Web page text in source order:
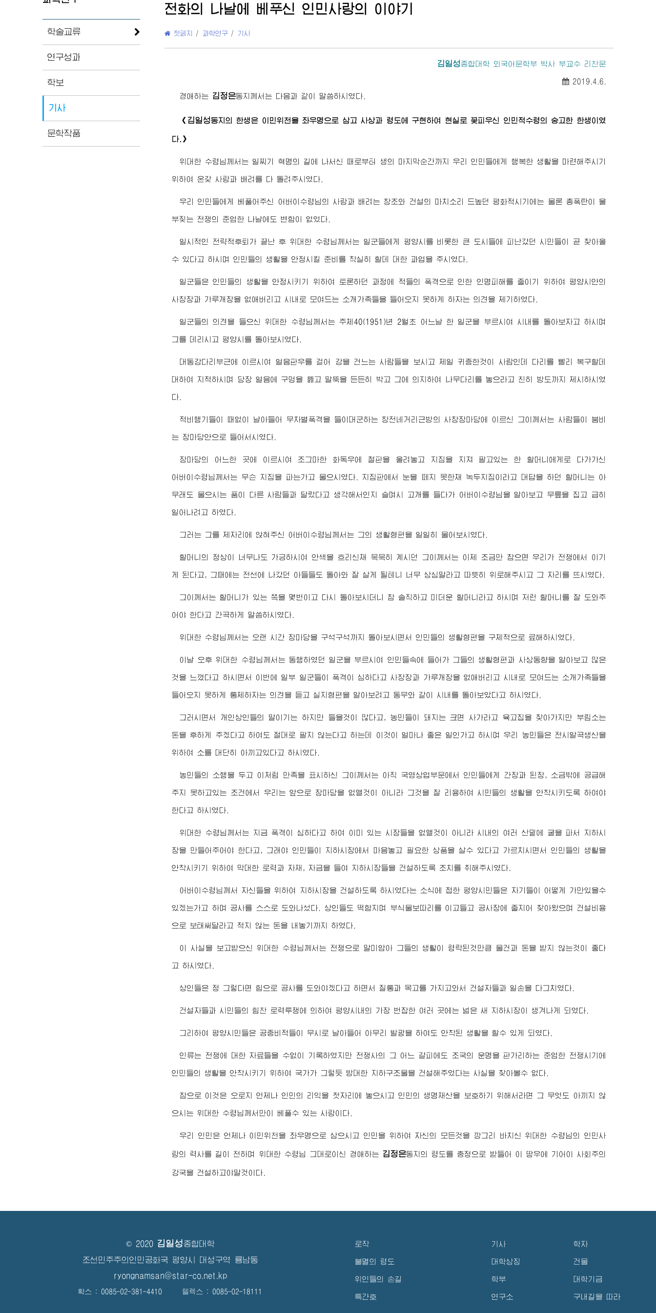
학술교류
연구성과
학보
기사
문학작품
전화의 나날에 베푸신 인민사랑의 이야기
첫페지 / 과학연구 / 기사
김일성종합대학 외국어문학부 박사 부교수 리찬문
2019.4.6.
경애하는 김정은동지 께서는 다음과 같이 말씀하시였다.
《 김일성동지 의 한생은 이민위천을 좌우명으로 삼고 사상과 령도에 구현하여 현실로 꽃피우신 인민적수령의 숭고한 한생이였
다.》
위대한 수령님 께서는 일찌기 혁명의 길에 나서신 때로부터 생의 마지막순간까지 우리 인민들에게 행복한 생활을 마련해주시기
위하여 온갖 사랑과 배려를 다 돌려주시였다.
우리 인민들에게 베풀어주신 어버이수령님 의 사랑과 배려는 창조와 건설의 마치소리 드높던 평화적시기에는 물론 총폭탄이 울
부짖는 전쟁의 준엄한 나날에도 변함이 없었다.
일시적인 전략적후퇴가 끝난 후위대한 수령님 께서는 일군들에게 평양시를 비롯한 큰 도시들에 피난갔던 시민들이 곧 찾아올
수 있다고 하시며 인민들의 생활을 안정시킬 준비를 착실히 할데 대한 과업을 주시였다.
일군들은 인민들의 생활을 안정시키기 위하여 토론하던 과정에 적들의 폭격으로 인한 인명피해를 줄이기 위하여 평양시안의
사창장과 가루개장을 없애버리고 시내로 모여드는 소개가족들을 들어오지 못하게 하자는 의견을 제기하였다.
일군들의 의견을 들으신위대한 수령님 께서는 주체40(1951)년 2월초 어느날 한 일군을 부르시여 시내를 돌아보자고 하시며
그를 데리시고 평양시를 돌아보시였다.
대동강다리부근에 이르시여 얼음판우를 걸어 강을 건느는 사람들을 보시고 제일 귀중한것이 사람인데 다리를 빨리 복구할데
대하여 지적하시며 당장 얼음에 구멍을 뚫고 말뚝을 든든히 박고 그에 의지하여 나무다리를 놓으라고 친히 방도까지 제시하시였
다.
적비행기들이 때없이 날아들어 무차별폭격을 들이대군하는 창전네거리근방의 사창장마당에 이르신 그이께서는 사람들이 붐비
는 장마당안으로 들어서시였다.
장마당의 어느한 곳에 이르시여 조그마한 화독우에 철판을 올려놓고 지짐을 지져 팔고있는 한 할머니에게로 다가가신
어버이수령님 께서는 무슨 지짐을 파는가고 물으시였다. 지짐판에서 눈을 떼지 못한채 녹두지짐이라고 대답을 하던 할머니는 아
무래도 물으시는 품이 다른 사람들과 달랐다고 생각해서인지 슬며시 고개를 들다가 어버이수령님 을 알아보고 무릎을 집고 급히
일어나려고 하였다.
그러는 그를 제자리에 앉혀주신 어버이수령님 께서는 그의 생활형편을 일일히 물어보시였다.
할머니의 정상이 너무나도 가긍하시여 안색을 흐리신채 묵묵히 계시던 그이께서는 이제 조금만 참으면 우리가 전쟁에서 이기
게 된다고, 그때에는 전선에 나갔던 아들들도 돌아와 잘 살게 될테니 너무 상심말라고 따뜻히 위로해주시고 그 자리를 뜨시였다.
그이께서는 할머니가 있는 쪽을 몇번이고 다시 돌아보시더니 참 솔직하고 미더운 할머니라고 하시며 저런 할머니를 잘 도와주
어야 한다고 간곡하게 말씀하시였다.
위대한 수령님 께서는 오랜 시간 장마당을 구석구석까지 돌아보시면서 인민들의 생활형편을 구체적으로 료해하시였다.
이날 오후위대한 수령님 께서는 동행하였던 일군을 부르시여 인민들속에 들어가 그들의 생활형편과 사상동향을 알아보고 많은
것을 느꼈다고 하시면서 이번에 일부 일군들이 폭격이 심하다고 사창장과 가루개장을 없애버리고 시내로 모여드는 소개가족들을
들어오지 못하게 통제하자는 의견을 듣고 실지형편을 알아보려고 동무와 같이 시내를 돌아보았다고 하시였다.
그러시면서 개인상인들의 말이기는 하지만 들을것이 많다고, 농민들이 돼지는 크면 사가라고 육고집을 찾아가지만 부림소는
돈을 후하게 주겠다고 하여도 절대로 팔지 않는다고 하는데 이것이 얼마나 좋은 일인가고 하시며 우리 농민들은 전시알곡생산을
위하여 소를 대단히 아끼고있다고 하시였다.
농민들의 소행을 두고 이처럼 만족을 표시하신 그이께서는 아직 국영상업부문에서 인민들에게 간장과 된장, 소금밖에 공급해
주지 못하고있는 조건에서 우리는 앞으로 장마당을 없앨것이 아니라 그것을 잘 리용하여 시민들의 생활을 안착시키도록 하여야
한다고 하시였다.
위대한 수령님 께서는 지금 폭격이 심하다고 하여 이미 있는 시장들을 없앨것이 아니라 시내의 여러 산밑에 굴을 파서 지하시
장을 만들어주어야 한다고, 그래야 인민들이 지하시장에서 마음놓고 필요한 상품을 살수 있다고 가르치시면서 인민들의 생활을
안착시키기 위하여 막대한 로력과 자재, 자금을 들여 지하시장들을 건설하도록 조치를 취해주시였다.
어버이수령님 께서 자신들을 위하여 지하시장을 건설하도록 하시였다는 소식에 접한 평양시민들은 자기들이 어떻게 가만있을수
있겠는가고 하며 공사를 스스로 도와나섰다. 상인들도 떡함지며 부식물보따리를 이고들고 공사장에 줄지어 찾아왔으며 건설비용
으로 보태써달라고 적지 않는 돈을 내놓기까지 하였다.
이 사실을 보고받으신위대한 수령님 께서는 전쟁으로 말미암아 그들의 생활이 령락된것만큼 물건과 돈을 받지 않는것이 좋다
고 하시였다.
상인들은 정 그렇다면 힘으로 공사를 도와야겠다고 하면서 질통과 목고를 가지고와서 건설자들과 일손을 다그치였다.
건설자들과 시민들의 힘찬 로력투쟁에 의하여 평양시내의 가장 번잡한 여러 곳에는 넓은 새 지하시장이 생겨나게 되였다.
그리하여 평양시민들은 공중비적들이 무시로 날아들어 아무리 발광을 하여도 안착된 생활을 할수 있게 되였다.
인류는 전쟁에 대한 자료들을 수없이 기록하였지만 전쟁사의 그 어느 갈피에도 조국의 운명을 판가리하는 준엄한 전쟁시기에
인민들의 생활을 안착시키기 위하여 국가가 그렇듯 방대한 지하구조물을 건설해주었다는 사실을 찾아볼수 없다.
참으로 이것은 오로지 언제나 인민의 리익을 첫자리에 놓으시고 인민의 생명재산을 보호하기 위해서라면 그 무엇도 아끼지 않
으시는 위대한 수령님 께서만이 베풀수 있는 사랑이다.
우리 인민은 언제나 이민위천을 좌우명으로 삼으시고 인민을 위하여 자신의 모든것을 깡그리 바치신위대한 수령님의 인민사
랑의 력사를 길이 전하며 위대한 수령님 그대로이신 경애하는 김정은동지의 령도를 충정으로 받들어 이 땅우에 기어이 사회주의
강국을 건설하고야말것이다.
© 2020 김일성종합대학
조선민주주의인민공화국 평양시 대성구역 룡남동
ryongnamsan@star-co.net.kp
확스 : 0085-02-381-4410 텔렉스 : 0085-02-18111
로작
불멸의 령도
위인들의 손길
특간호
기사
대학상징
학부
연구소
학자
건물
대학기금
구내길을 따라